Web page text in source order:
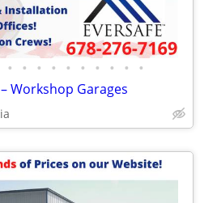
• • • • • • • • • •
Workshop Garages